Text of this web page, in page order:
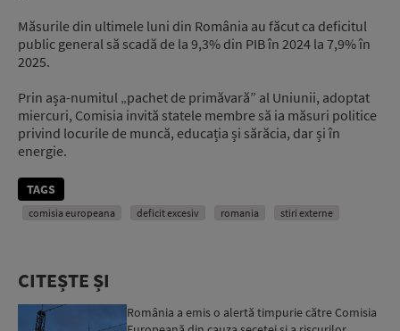
Măsurile din ultimele luni din România au făcut ca deficitul
public general să scadă de la 9,3% din PIB în 2024 la 7,9% în
2025.
Prin așa-numitul „pachet de primăvară” al Uniunii, adoptat
miercuri, Comisia invită statele membre să ia măsuri politice
privind locurile de muncă, educația și sărăcia, dar și în
energie.
TAGS
comisia europeana deficit excesiv romania stiri externe
CITEȘTE ȘI
România a emis o alertă timpurie către Comisia